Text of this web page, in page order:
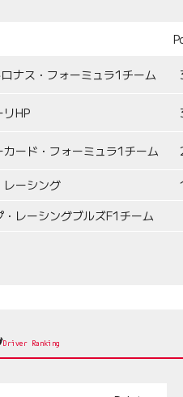
ナス・フォーミュラ1チーム
リHP
ード・フォーミュラ1チーム
レーシング
レーシングブルズF1チーム
Driver Ranking